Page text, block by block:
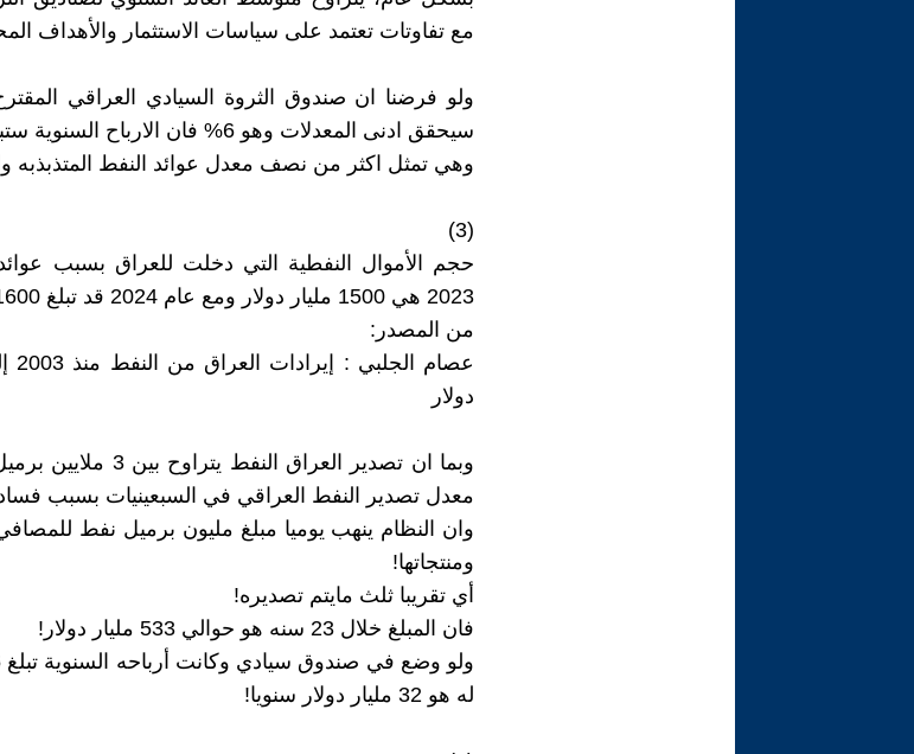
مع تفاوتات تعتمد على سياسات الاستثمار والأهداف
سيحقق ادنى المعدلات وهو 6% فان الارباح السنوية ستبلغ! 56 مليار دولار سنويا!
وهي تمثل اكثر من نصف معدل عوائد النفط المتذبذبه
(3)
2023 هي 1500 مليار دولار ومع عام 2024 قد تبلغ 1600 مليار دولار!
من المصدر:
دولار
وبما ان تصدير العراق
معدل تصدير النفط العراقي في السبعينيات بسبب فساد
وان النظام ينهب يوميا مبلغ مليون برميل نفط
ومنتجاتها!
أي تقريبا ثلث مايتم تصديره!
فان المبلغ خلال 23 سنه هو حوالي 533 مليار دولار!
له هو 32 مليار دولار سنويا!